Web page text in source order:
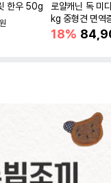
한우 50g
원
로얄캐닌 독 미
kg 중형견 면역
18%